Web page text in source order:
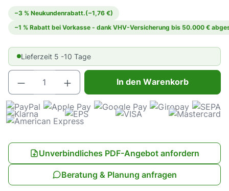
−3 % Neukundenrabatt.(−1,76 €)
−1 % Rabatt bei Vorkasse - dank VHV-Versicherung bis 50.000 €
Lieferzeit 5 -10 Tage
Produkt Anzahl: Gib den gewünschten
In den Warenkorb
Unverbindliches PDF-Angebot anfordern
Beratung & Planung anfragen